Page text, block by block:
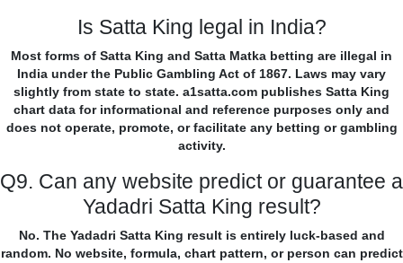
Is Satta King legal in India?
Most forms of Satta King and Satta Matka betting are illegal in
India under the Public Gambling Act of 1867. Laws may vary
slightly from state to state. a1satta.com publishes Satta King
chart data for informational and reference purposes only and
does not operate, promote, or facilitate any betting or gambling
activity.
Q9. Can any website predict or guarantee a
Yadadri Satta King result?
No. The Yadadri Satta King result is entirely luck-based and
random. No website, formula, chart pattern, or person can predict